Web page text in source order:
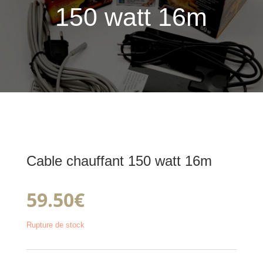
150 watt 16m
Cable chauffant 150 watt 16m
59.50€
Rupture de stock